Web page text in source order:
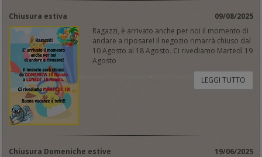
Chiusura estiva
09/08/2025
Ragazzi, è arrivato anche per noi il momento di
andare a riposare! Il negozio rimarrà chiuso dal
10 Agosto al 18 Agosto. Ci rivediamo Martedì 19
Agosto
LEGGI TUTTO
Chiusura Domeniche estive
19/06/2025